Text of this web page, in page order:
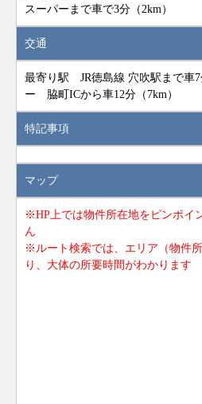
スーパーまで車で3分（2km）
交通
最寄り駅 JR徳島線 穴吹駅まで車7
ー 脇町ICから車12分（7km）
特記事項
マップ
※HP上では物件所在地をピンポイ
ん
※ルート検索では、エリア（物件
り、大体の所要時間がわかります